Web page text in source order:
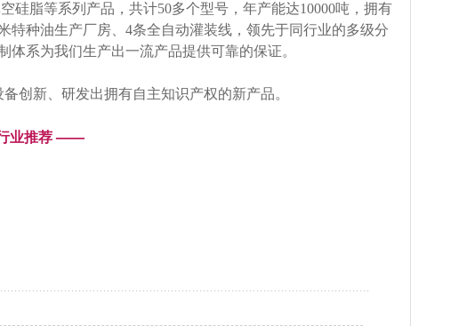
脂等系列产品，共计50多个型号，年产能达10000吨，拥有
特种油生产厂房、4条全自动灌装线，领先于同行业的多级分
系为我们生产出一流产品提供可靠的保证。
新、研发出拥有自主知识产权的新产品。
业推荐 ——